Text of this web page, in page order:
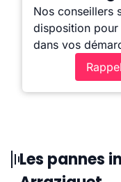
Nos conseillers
disposition
dans vos
Les pannes